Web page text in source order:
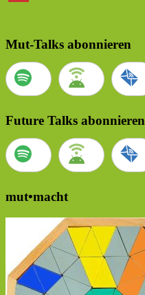
Mut-Talks abonnieren
Future Talks abonnieren
mut•macht